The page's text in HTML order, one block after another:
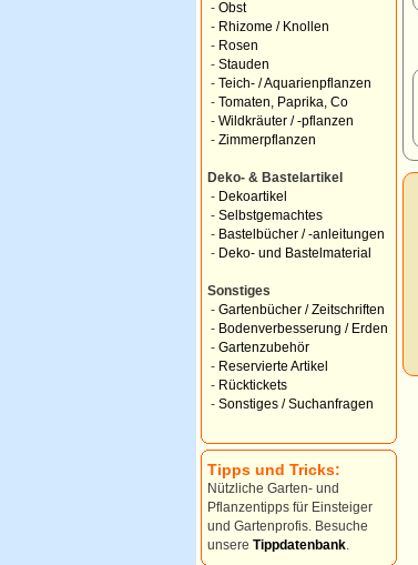
- Obst
- Rhizome / Knollen
- Rosen
- Stauden
- Teich- / Aquarienpflanzen
- Tomaten, Paprika, Co
- Wildkräuter / -pflanzen
- Zimmerpflanzen
Deko- & Bastelartikel
- Dekoartikel
- Selbstgemachtes
- Bastelbücher / -anleitungen
- Deko- und Bastelmaterial
Sonstiges
- Gartenbücher / Zeitschriften
- Bodenverbesserung / Erden
- Gartenzubehör
- Reservierte Artikel
- Rücktickets
- Sonstiges / Suchanfragen
Tipps und Tricks:
Nützliche Garten- und
Pflanzentipps für Einsteiger
und Gartenprofis. Besuche
unsere Tippdatenbank